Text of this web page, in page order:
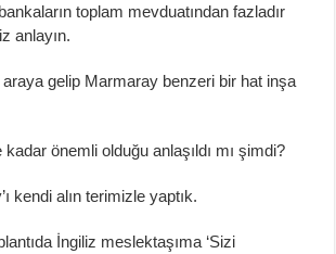
toplam mevduatından fazladır
anlayın.
gelip Marmaray benzeri bir hat inşa
kadar önemli olduğu anlaşıldı mı şimdi?
kendi alın terimizle yaptık.
İngiliz meslektaşıma ‘Sizi